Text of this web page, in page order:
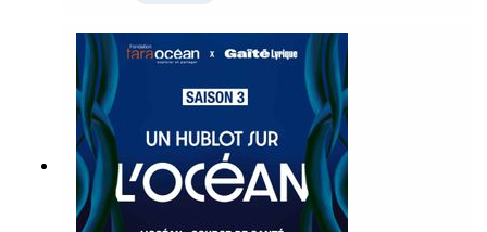
encore la Baltique, l’Europe est un carrefour des
civilisations de l’Océan et un lieu d’échanges
commerciaux et culturels entre les nations.
L’histoire et la culture européennes se sont
construites autour des liens tissés entre les
hommes et l’univers marin. Découvrez dans cet
épisode, comment s’est construite la relation
profonde entre l'Europe et l'Océan et comment
elle a contribué à la richesse et à la complexité
de l’identité européenne. Regards croisés entre